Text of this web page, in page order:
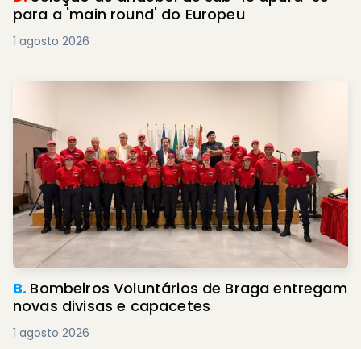
para a 'main round' do Europeu
1 agosto 2026
B. Bombeiros Voluntários de Braga entregam
novas divisas e capacetes
1 agosto 2026